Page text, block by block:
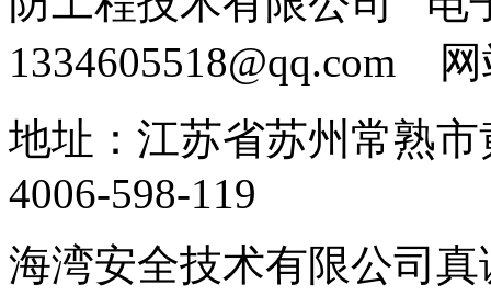
1334605518@qq.com
地址：江苏省苏州常熟
4006-598-119
海湾安全技术有限公司